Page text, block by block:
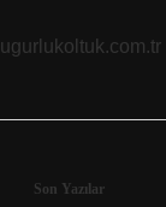
ugurlukoltuk.com.tr
Son Yazılar